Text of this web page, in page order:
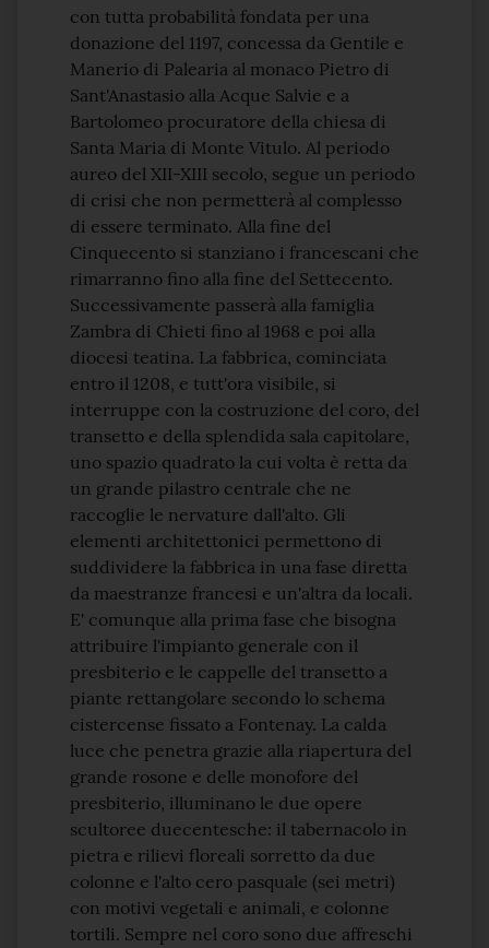
con tutta probabilità fondata per una
donazione del 1197, concessa da Gentile e
Manerio di Palearia al monaco Pietro di
Sant'Anastasio alla Acque Salvie e a
Bartolomeo procuratore della chiesa di
Santa Maria di Monte Vitulo. Al periodo
aureo del XII-XIII secolo, segue un periodo
di crisi che non permetterà al complesso
di essere terminato. Alla fine del
Cinquecento si stanziano i francescani che
rimarranno fino alla fine del Settecento.
Successivamente passerà alla famiglia
Zambra di Chieti fino al 1968 e poi alla
diocesi teatina. La fabbrica, cominciata
entro il 1208, e tutt'ora visibile, si
interruppe con la costruzione del coro, del
transetto e della splendida sala capitolare,
uno spazio quadrato la cui volta è retta da
un grande pilastro centrale che ne
raccoglie le nervature dall'alto. Gli
elementi architettonici permettono di
suddividere la fabbrica in una fase diretta
da maestranze francesi e un'altra da locali.
E' comunque alla prima fase che bisogna
attribuire l'impianto generale con il
presbiterio e le cappelle del transetto a
piante rettangolare secondo lo schema
cistercense fissato a Fontenay. La calda
luce che penetra grazie alla riapertura del
grande rosone e delle monofore del
presbiterio, illuminano le due opere
scultoree duecentesche: il tabernacolo in
pietra e rilievi floreali sorretto da due
colonne e l'alto cero pasquale (sei metri)
con motivi vegetali e animali, e colonne
tortili. Sempre nel coro sono due affreschi